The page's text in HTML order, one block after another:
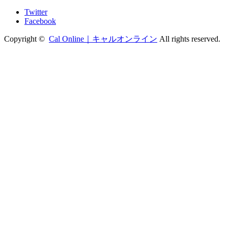
Twitter
Facebook
Copyright © Cal Online｜キャルオンライン All rights reserved.